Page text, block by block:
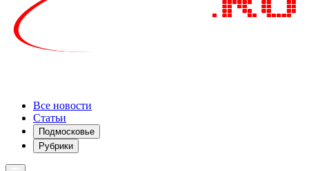
Все новости
Статьи
Подмосковье
Рубрики